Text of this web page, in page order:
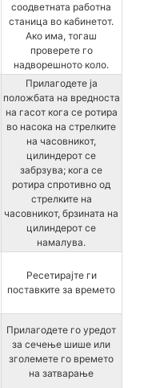
соодветната работна
станица во кабинетот.
Ако има, тогаш
проверете го
надворешното коло.
Прилагодете ја
положбата на вредноста
на гасот кога се ротира
во насока на стрелките
на часовникот,
цилиндерот се
забрзува; кога се
ротира спротивно од
стрелките на
часовникот, брзината на
цилиндерот се
намалува.
Ресетирајте ги
поставките за времето
Прилагодете го уредот
за сечење шише или
зголемете го времето
на затварање